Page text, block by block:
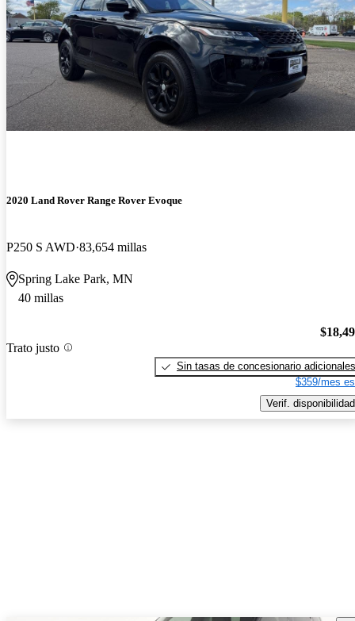
2020 Land Rover Range Rover Evoque
P250 S AWD 83,654 millas
Spring Lake Park, MN
40 millas
Trato justo
Sin tasas de concesionario adicionales
$359/mes
Verif. disponibilidad